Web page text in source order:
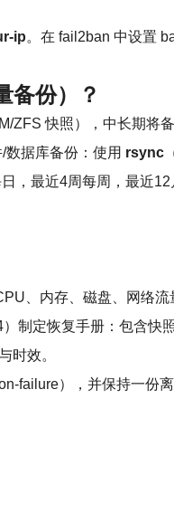
ip。在 fail2ban 中设置
备份）？
ZFS 快照），中长期将
据库备份：使用 rsync
，最近4周每周，最近12
、内存、磁盘、网络
制定恢复手册：包含快
时效。
failure），并保持一份